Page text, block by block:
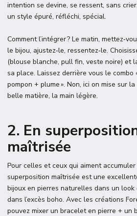
intention se devine, se ressent, sans
un style épuré, réfléchi, spécial.
Comment l’intégrer ? Le matin,
le bijou, ajustez‑le, ressentez‑le.
(blouse blanche, pull fin, veste noire) et
sa place. Laissez derrière vous le combo
pompon + plume ». Non, ici on mise sur
belle matière, la main légère.
2. En
maîtrisée
Pour celles et ceux qui aiment
superposition maîtrisée est une
bijoux en pierres naturelles dans un
dans l’excès boho. Avec les créations
pouvez mixer un bracelet en pierre + un